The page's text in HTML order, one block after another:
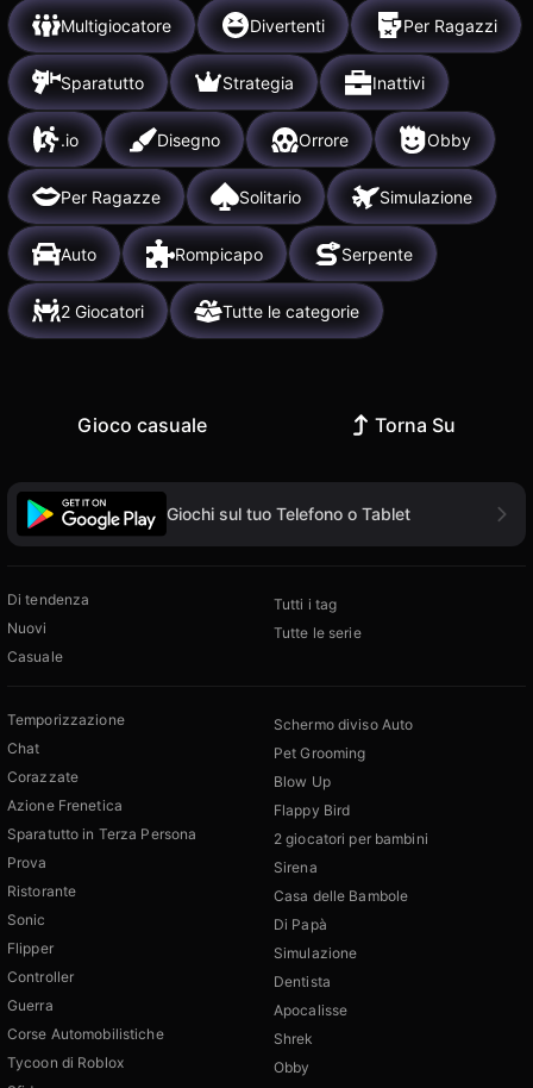
Multigiocatore Divertenti Per Ragazzi
Sparatutto Strategia Inattivi
.io Disegno Orrore Obby
Per Ragazze Solitario Simulazione
Auto Rompicapo Serpente
2 Giocatori Tutte le categorie
Gioco casuale Torna Su
Giochi sul tuo Telefono o Tablet
Di tendenza
Nuovi
Casuale
Tutti i tag
Tutte le serie
Temporizzazione
Chat
Corazzate
Azione Frenetica
Sparatutto in Terza Persona
Prova
Ristorante
Sonic
Flipper
Controller
Guerra
Corse Automobilistiche
Tycoon di Roblox
Schermo diviso Auto
Pet Grooming
Blow Up
Flappy Bird
2 giocatori per bambini
Sirena
Casa delle Bambole
Di Papà
Simulazione
Dentista
Apocalisse
Shrek
Obby